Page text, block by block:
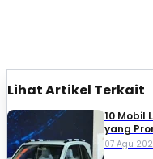
Lihat Artikel Terkait
10 Mobil
yang
07 Agu